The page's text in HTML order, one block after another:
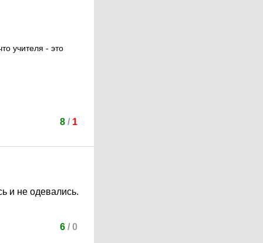
учителя - это
8/ 1
и не одевались.
6/ 0